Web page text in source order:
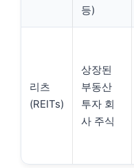
등)
리츠
(REITs)
상장된
부동산
투자 회
사 주식